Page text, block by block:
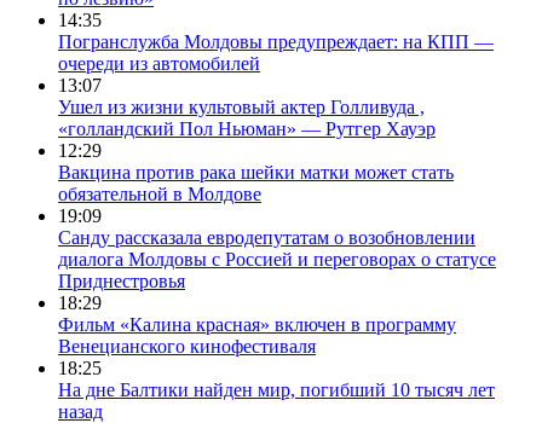
14:35
Погранслужба Молдовы предупреждает: на КПП —
очереди из автомобилей
13:07
Ушел из жизни культовый актер Голливуда ,
«голландский Пол Ньюман» — Рутгер Хауэр
12:29
Вакцина против рака шейки матки может стать
обязательной в Молдове
19:09
Санду рассказала евродепутатам о возобновлении
диалога Молдовы с Россией и переговорах о статусе
Приднестровья
18:29
Фильм «Калина красная» включен в программу
Венецианского кинофестиваля
18:25
На дне Балтики найден мир, погибший 10 тысяч лет
назад